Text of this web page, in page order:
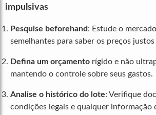
impulsivas
Pesquise beforehand: Estude o
semelhantes para saber os preços
Defina um orçamento rígido e não
mantendo o controle sobre seus gastos.
Analise o histórico do lote: Verifique
condições legais e qualquer informação